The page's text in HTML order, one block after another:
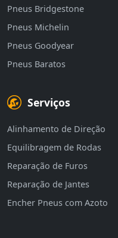
Pneus Bridgestone
Pneus Michelin
Pneus Goodyear
Pneus Baratos
Serviços
Alinhamento de Direção
Equilibragem de Rodas
Reparação de Furos
Reparação de Jantes
Encher Pneus com Azoto